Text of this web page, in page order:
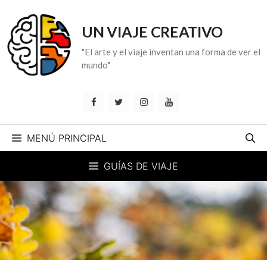
contenido
UN VIAJE CREATIVO
"El arte y el viaje inventan una forma de ver el
mundo"
MENÚ PRINCIPAL
GUÍAS DE VIAJE